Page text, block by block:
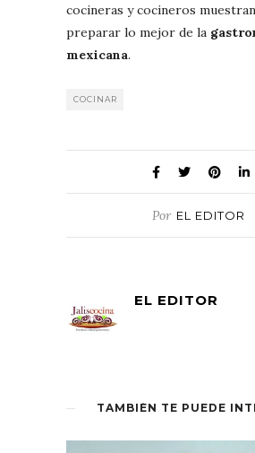
cocineras y cocineros
preparar lo mejor de la
mexicana.
COCINAR
Por EL EDITOR
EL EDITOR
TAMBIÉN TE PUEDE